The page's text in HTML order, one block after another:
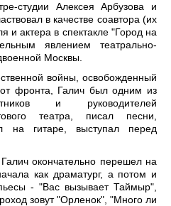
студии Алексея Арбузова и
в качестве соавтора (их
и актера в спектакле "Город на
явлением театрально-
Москвы.
войны, освобожденный
фронта, Галич был одним из
и руководителей
театра, писал песни,
на гитаре, выступал перед
окончательно перешел на
как драматург, а потом и
- "Вас вызывает Таймыр",
зовут "Орленок", "Много ли